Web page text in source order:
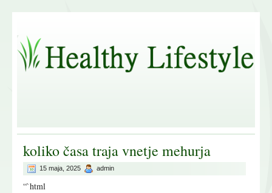
koliko časa traja vnetje mehurja
15 maja, 2025 admin
“`html